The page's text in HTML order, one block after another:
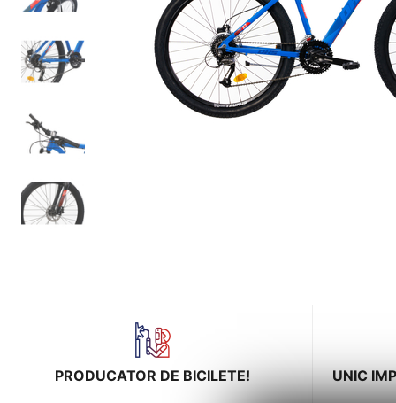
PRODUCATOR DE BICILETE!
UNIC